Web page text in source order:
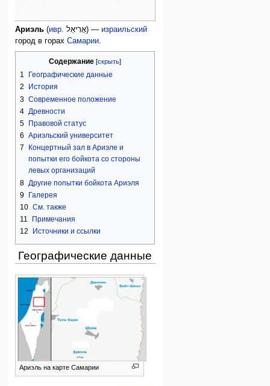
Ариэль (ивр. אֲרִיאֵל‎) —израильский
город в горахСамарии.
Содержание
1
Географические данные
2
История
3 Современное положение
4 Древности
5
Правовой статус
6 Ариэльский университет
7
Концертный зал в Ариэле и
попытки его бойкота со стороны
левых организаций
8 Другие попытки бойкота Ариэля
9 Галерея
10 См. также
11
Примечания
12
Источники и ссылки
Географические данные
Ариэль на карте Самарии